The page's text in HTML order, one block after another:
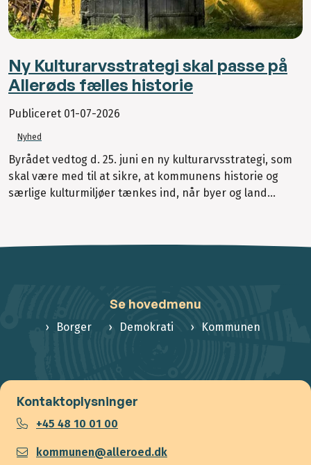
Ny Kulturarvsstrategi skal passe på
Allerøds fælles historie
Publiceret 01-07-2026
Nyhed
Byrådet vedtog d. 25. juni en ny kulturarvsstrategi, som
skal være med til at sikre, at kommunens historie og
særlige kulturmiljøer tænkes ind, når byer og land...
Se hovedmenu
Borger Demokrati Kommunen
Kontaktoplysninger
+45 48 10 01 00
kommunen@alleroed.dk